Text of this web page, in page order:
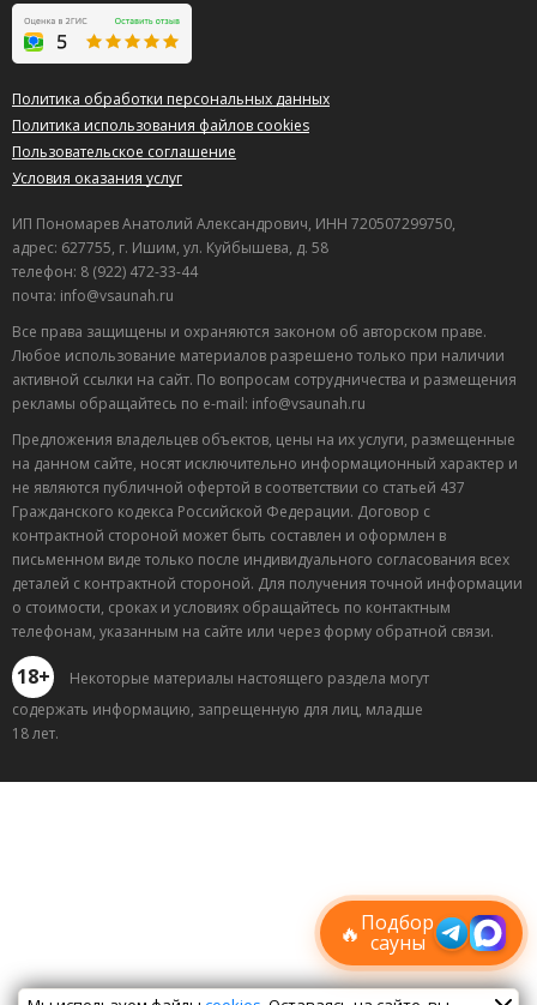
Политика обработки персональных данных
Политика использования файлов cookies
Пользовательское соглашение
Условия оказания услуг
ИП Пономарев Анатолий Александрович, ИНН 720507299750,
адрес: 627755, г. Ишим, ул. Куйбышева, д. 58
телефон: 8 (922) 472-33-44
почта: info@vsaunah.ru
Все права защищены и охраняются законом об авторском праве.
Любое использование материалов разрешено только при наличии
активной ссылки на сайт. По вопросам сотрудничества и размещения
рекламы обращайтесь по e-mail: info@vsaunah.ru
Предложения владельцев объектов, цены на их услуги, размещенные
на данном сайте, носят исключительно информационный характер и
не являются публичной офертой в соответствии со статьей 437
Гражданского кодекса Российской Федерации. Договор с
контрактной стороной может быть составлен и оформлен в
письменном виде только после индивидуального согласования всех
деталей с контрактной стороной. Для получения точной информации
о стоимости, сроках и условиях обращайтесь по контактным
телефонам, указанным на сайте или через форму обратной связи.
18+
Некоторые материалы настоящего раздела могут
содержать информацию, запрещенную для лиц, младше
18 лет.
🔥Подбор
сауны
Подписывайтесь в Telegram или MAX —
пришлём свежие скидки